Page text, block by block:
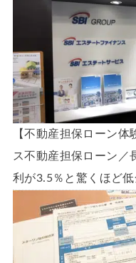
【不動産担保ローン
ス不動産担保ローン／
利が3.5％と驚くほど低